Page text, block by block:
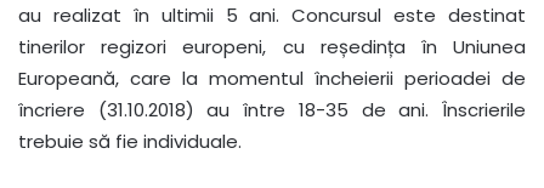
au realizat în ultimii 5 ani. Concursul este destinat
tinerilor regizori europeni, cu reședința în Uniunea
Europeană, care la momentul încheierii perioadei de
încriere (31.10.2018) au între 18-35 de ani. Înscrierile
trebuie să fie individuale.